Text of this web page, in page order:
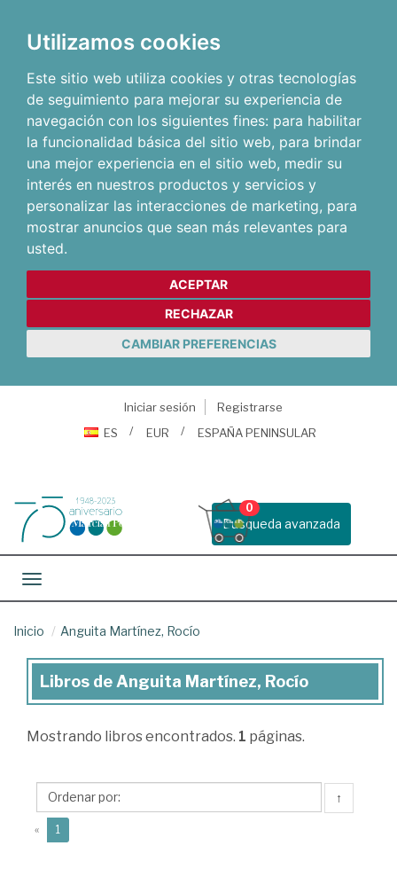
Utilizamos cookies
Este sitio web utiliza cookies y otras tecnologías
de seguimiento para mejorar su experiencia de
navegación con los siguientes fines: para habilitar
la funcionalidad básica del sitio web, para brindar
una mejor experiencia en el sitio web, medir su
interés en nuestros productos y servicios y
personalizar las interacciones de marketing, para
mostrar anuncios que sean más relevantes para
usted.
ACEPTAR
RECHAZAR
CAMBIAR PREFERENCIAS
Iniciar sesión
Registrarse
ES
EUR ESPAÑA PENINSULAR
Busqueda avanzada
0
Toggle navigation
Inicio Anguita Martínez, Rocío
Libros
Anguita
Rocío
Libros de Anguita Martínez, Rocío
Mostrando libros encontrados. 1 páginas.
↑
« 1